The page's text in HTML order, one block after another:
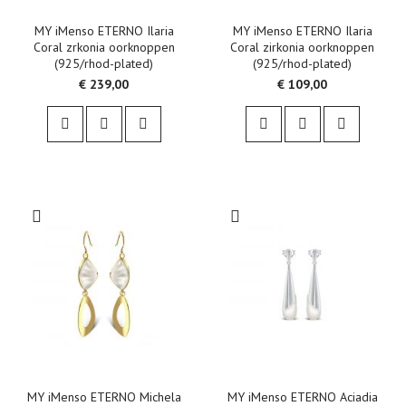
MY iMenso ETERNO Ilaria
Coral zrkonia oorknoppen
(925/rhod-plated)
€ 239,00
MY iMenso ETERNO Ilaria
Coral zirkonia oorknoppen
(925/rhod-plated)
€ 109,00
MY iMenso ETERNO Michela
MY iMenso ETERNO Aciadia